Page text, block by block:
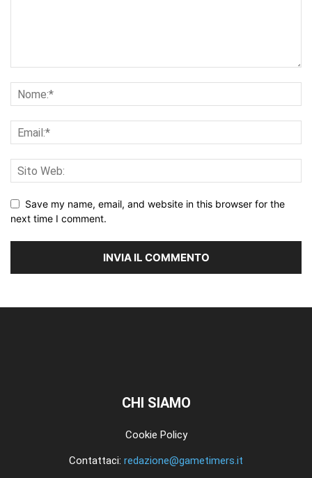
Save my name, email, and website in this browser for the
next time I comment.
CHI SIAMO
Cookie Policy
Contattaci: redazione@gametimers.it